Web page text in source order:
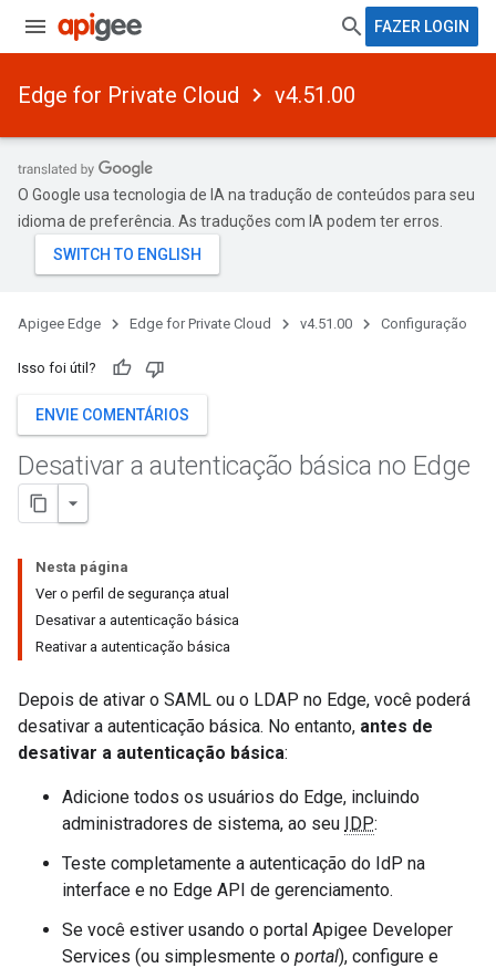
FAZER LOGIN
Edge for Private Cloud v4.51.00
O Google usa tecnologia de IA na tradução de conteúdos para seu
idioma de preferência. As traduções com IA podem ter erros.
Apigee Edge Edge for Private Cloud v4.51.00 Configuração
Isso foi útil?
ENVIE COMENTÁRIOS
Desativar a autenticação básica no Edge
Nesta página
Ver o perfil de segurança atual
Desativar a autenticação básica
Reativar a autenticação básica
Depois de ativar o SAML ou o LDAP no Edge, você poderá
desativar a autenticação básica. No entanto, antes de
desativar a autenticação básica:
Adicione todos os usuários do Edge, incluindo
administradores de sistema, ao seu IDP:
Teste completamente a autenticação do IdP na
interface e no Edge API de gerenciamento.
Se você estiver usando o portal Apigee Developer
Services (ou simplesmente o portal), configure e